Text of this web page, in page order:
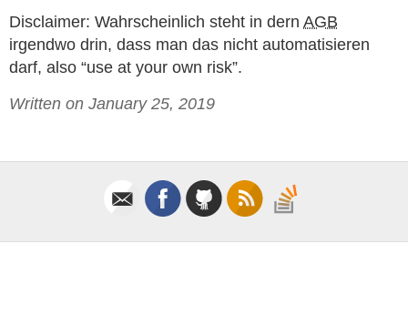
Disclaimer: Wahrscheinlich steht in dern AGB
irgendwo drin, dass man das nicht automatisieren
darf, also “use at your own risk”.
Written on January 25, 2019